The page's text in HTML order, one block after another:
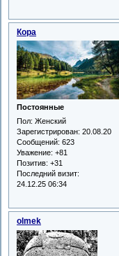
Кора
Постоянные
Пол: Женский
Зарегистрирован: 20.08.20
Сообщений: 623
Уважение: +81
Позитив: +31
Последний визит:
24.12.25 06:34
olmek